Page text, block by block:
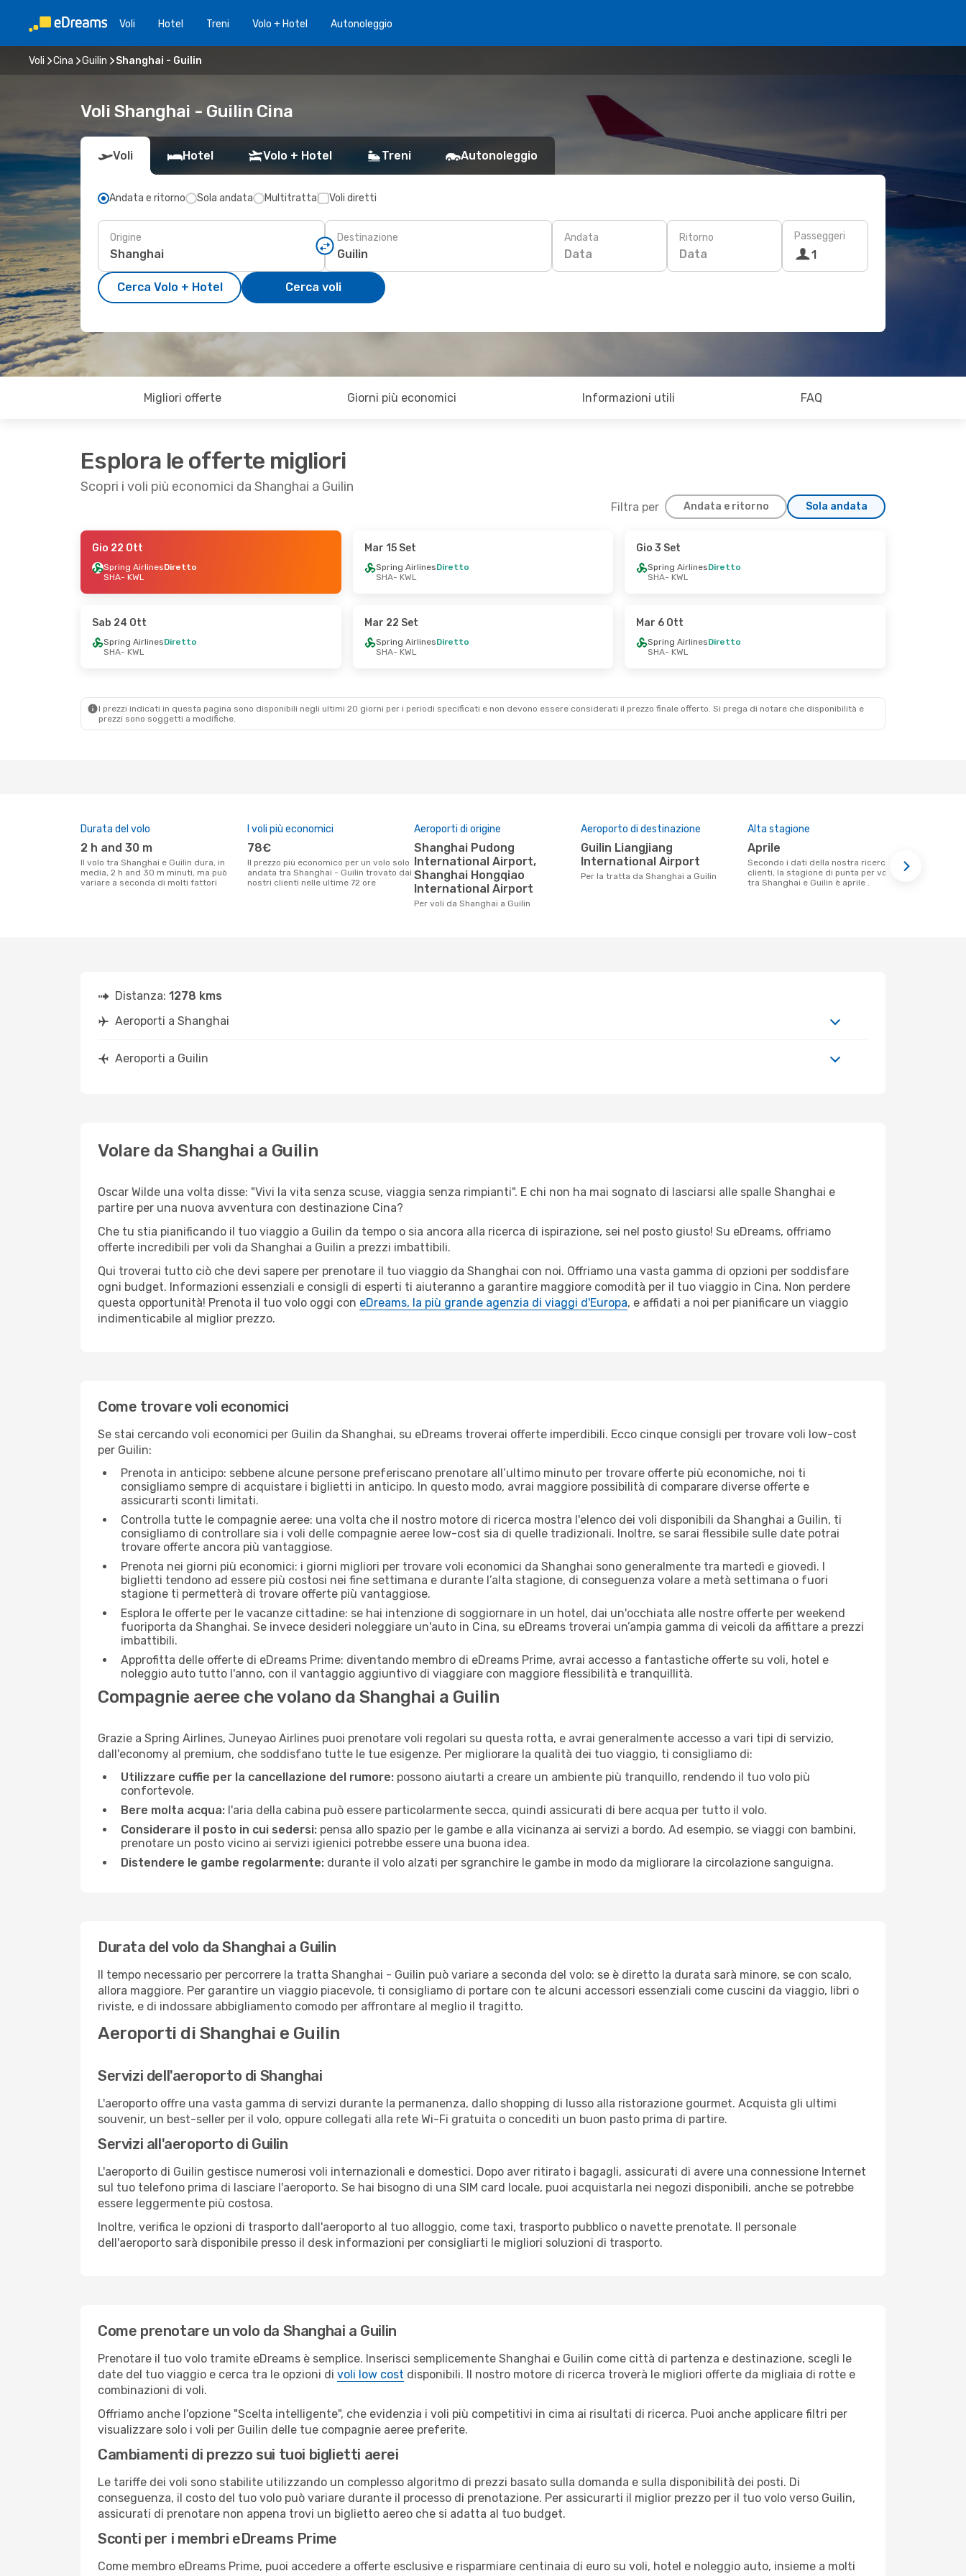
Voli Hotel Treni Volo + Hotel Autonoleggio
Voli Cina Guilin Shanghai - Guilin
Voli Shanghai - Guilin Cina
Voli Hotel Volo + Hotel Treni Autonoleggio
Andata e ritorno Sola andata Multitratta Voli diretti
Origine Destinazione Andata
Data
Ritorno
Data
Passeggeri
1
Cerca Volo + Hotel Cerca voli
Migliori offerte Giorni più economici Informazioni utili FAQ
Esplora le offerte migliori
Scopri i voli più economici da Shanghai a Guilin
Filtra per Andata e ritorno Sola andata
- Sab 29 Ago
Diretto
Gio 22 Ott
Spring AirlinesDiretto
SHA- KWL
Mar 15 Set
Spring AirlinesDiretto
SHA- KWL
Gio 3 Set
Spring AirlinesDiretto
SHA- KWL
Sab 24 Ott
Spring AirlinesDiretto
SHA- KWL
Mar 22 Set
Spring AirlinesDiretto
SHA- KWL
Mar 6 Ott
Spring AirlinesDiretto
SHA- KWL
I prezzi indicati in questa pagina sono disponibili negli ultimi 20 giorni per i periodi specificati e non devono essere considerati il ​​prezzo finale offerto. Si prega di notare che disponibilità e
prezzi sono soggetti a modifiche.
Durata del volo
2 h and 30 m
Il volo tra Shanghai e Guilin dura, in
media, 2 h and 30 m minuti, ma può
variare a seconda di molti fattori
I voli più economici
78€
Il prezzo più economico per un volo solo
andata tra Shanghai - Guilin trovato dai
nostri clienti nelle ultime 72 ore
Aeroporti di origine
Shanghai Pudong
International Airport,
Shanghai Hongqiao
International Airport
Per voli da Shanghai a Guilin
Aeroporto di destinazione
Guilin Liangjiang
International Airport
Per la tratta da Shanghai a Guilin
Alta stagione
aprile
Secondo i dati della nostra ricerca
clienti, la stagione di punta per volare
tra Shanghai e Guilin è aprile .
Distanza: 1278 kms
Aeroporti a Shanghai
Aeroporti a Guilin
Volare da Shanghai a Guilin
Oscar Wilde una volta disse: "Vivi la vita senza scuse, viaggia senza rimpianti". E chi non ha mai sognato di lasciarsi alle spalle Shanghai e
partire per una nuova avventura con destinazione Cina?
Che tu stia pianificando il tuo viaggio a Guilin da tempo o sia ancora alla ricerca di ispirazione, sei nel posto giusto! Su eDreams, offriamo
offerte incredibili per voli da Shanghai a Guilin a prezzi imbattibili.
Qui troverai tutto ciò che devi sapere per prenotare il tuo viaggio da Shanghai con noi. Offriamo una vasta gamma di opzioni per soddisfare
ogni budget. Informazioni essenziali e consigli di esperti ti aiuteranno a garantire maggiore comodità per il tuo viaggio in Cina. Non perdere
questa opportunità! Prenota il tuo volo oggi con eDreams, la più grande agenzia di viaggi d'Europa, e affidati a noi per pianificare un viaggio
indimenticabile al miglior prezzo.
Come trovare voli economici
Se stai cercando voli economici per Guilin da Shanghai, su eDreams troverai offerte imperdibili. Ecco cinque consigli per trovare voli low-cost
per Guilin:
Prenota in anticipo: sebbene alcune persone preferiscano prenotare all’ultimo minuto per trovare offerte più economiche, noi ti
consigliamo sempre di acquistare i biglietti in anticipo. In questo modo, avrai maggiore possibilità di comparare diverse offerte e
assicurarti sconti limitati.
Controlla tutte le compagnie aeree: una volta che il nostro motore di ricerca mostra l'elenco dei voli disponibili da Shanghai a Guilin, ti
consigliamo di controllare sia i voli delle compagnie aeree low-cost sia di quelle tradizionali. Inoltre, se sarai flessibile sulle date potrai
trovare offerte ancora più vantaggiose.
Prenota nei giorni più economici: i giorni migliori per trovare voli economici da Shanghai sono generalmente tra martedì e giovedì. I
biglietti tendono ad essere più costosi nei fine settimana e durante l’alta stagione, di conseguenza volare a metà settimana o fuori
stagione ti permetterà di trovare offerte più vantaggiose.
Esplora le offerte per le vacanze cittadine: se hai intenzione di soggiornare in un hotel, dai un'occhiata alle nostre offerte per weekend
fuoriporta da Shanghai. Se invece desideri noleggiare un'auto in Cina, su eDreams troverai un’ampia gamma di veicoli da affittare a prezzi
imbattibili.
Approfitta delle offerte di eDreams Prime: diventando membro di eDreams Prime, avrai accesso a fantastiche offerte su voli, hotel e
noleggio auto tutto l'anno, con il vantaggio aggiuntivo di viaggiare con maggiore flessibilità e tranquillità.
Compagnie aeree che volano da Shanghai a Guilin
Grazie a Spring Airlines, Juneyao Airlines puoi prenotare voli regolari su questa rotta, e avrai generalmente accesso a vari tipi di servizio,
dall'economy al premium, che soddisfano tutte le tue esigenze. Per migliorare la qualità dei tuo viaggio, ti consigliamo di:
Utilizzare cuffie per la cancellazione del rumore: possono aiutarti a creare un ambiente più tranquillo, rendendo il tuo volo più
confortevole.
Bere molta acqua: l'aria della cabina può essere particolarmente secca, quindi assicurati di bere acqua per tutto il volo.
Considerare il posto in cui sedersi: pensa allo spazio per le gambe e alla vicinanza ai servizi a bordo. Ad esempio, se viaggi con bambini,
prenotare un posto vicino ai servizi igienici potrebbe essere una buona idea.
Distendere le gambe regolarmente: durante il volo alzati per sgranchire le gambe in modo da migliorare la circolazione sanguigna.
Durata del volo da Shanghai a Guilin
Il tempo necessario per percorrere la tratta Shanghai - Guilin può variare a seconda del volo: se è diretto la durata sarà minore, se con scalo,
allora maggiore. Per garantire un viaggio piacevole, ti consigliamo di portare con te alcuni accessori essenziali come cuscini da viaggio, libri o
riviste, e di indossare abbigliamento comodo per affrontare al meglio il tragitto.
Aeroporti di Shanghai e Guilin
Servizi dell'aeroporto di Shanghai
L'aeroporto offre una vasta gamma di servizi durante la permanenza, dallo shopping di lusso alla ristorazione gourmet. Acquista gli ultimi
souvenir, un best-seller per il volo, oppure collegati alla rete Wi-Fi gratuita o concediti un buon pasto prima di partire.
Servizi all'aeroporto di Guilin
L'aeroporto di Guilin gestisce numerosi voli internazionali e domestici. Dopo aver ritirato i bagagli, assicurati di avere una connessione Internet
sul tuo telefono prima di lasciare l'aeroporto. Se hai bisogno di una SIM card locale, puoi acquistarla nei negozi disponibili, anche se potrebbe
essere leggermente più costosa.
Inoltre, verifica le opzioni di trasporto dall'aeroporto al tuo alloggio, come taxi, trasporto pubblico o navette prenotate. Il personale
dell'aeroporto sarà disponibile presso il desk informazioni per consigliarti le migliori soluzioni di trasporto.
Come prenotare un volo da Shanghai a Guilin
Prenotare il tuo volo tramite eDreams è semplice. Inserisci semplicemente Shanghai e Guilin come città di partenza e destinazione, scegli le
date del tuo viaggio e cerca tra le opzioni di voli low cost disponibili. Il nostro motore di ricerca troverà le migliori offerte da migliaia di rotte e
combinazioni di voli.
Offriamo anche l'opzione "Scelta intelligente", che evidenzia i voli più competitivi in cima ai risultati di ricerca. Puoi anche applicare filtri per
visualizzare solo i voli per Guilin delle tue compagnie aeree preferite.
Cambiamenti di prezzo sui tuoi biglietti aerei
Le tariffe dei voli sono stabilite utilizzando un complesso algoritmo di prezzi basato sulla domanda e sulla disponibilità dei posti. Di
conseguenza, il costo del tuo volo può variare durante il processo di prenotazione. Per assicurarti il miglior prezzo per il tuo volo verso Guilin,
assicurati di prenotare non appena trovi un biglietto aereo che si adatta al tuo budget.
Sconti per i membri eDreams Prime
Come membro eDreams Prime, puoi accedere a offerte esclusive e risparmiare centinaia di euro su voli, hotel e noleggio auto, insieme a molti